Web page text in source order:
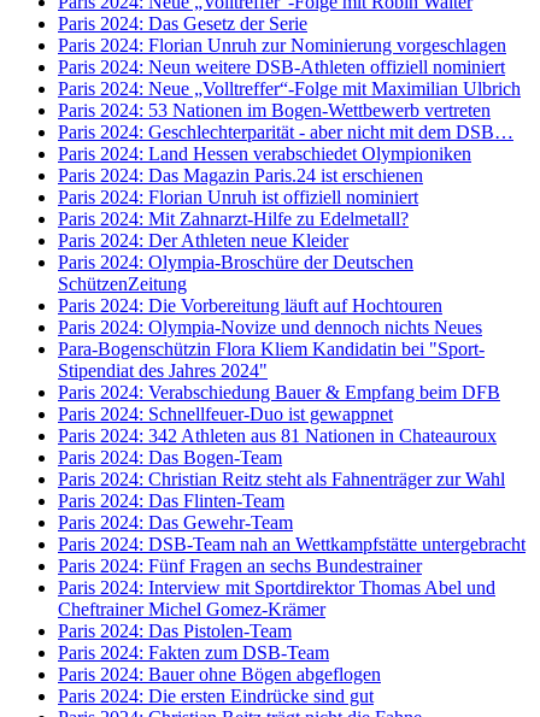
Paris 2024: Das Gesetz der Serie
Paris 2024: Florian Unruh zur Nominierung vorgeschlagen
Paris 2024: Neun weitere DSB-Athleten offiziell nominiert
Paris 2024: Neue „Volltreffer“-Folge mit Maximilian Ulbrich
Paris 2024: 53 Nationen im Bogen-Wettbewerb vertreten
Paris 2024: Geschlechterparität - aber nicht mit dem DSB…
Paris 2024: Land Hessen verabschiedet Olympioniken
Paris 2024: Das Magazin Paris.24 ist erschienen
Paris 2024: Florian Unruh ist offiziell nominiert
Paris 2024: Mit Zahnarzt-Hilfe zu Edelmetall?
Paris 2024: Der Athleten neue Kleider
Paris 2024: Olympia-Broschüre der Deutschen
SchützenZeitung
Paris 2024: Die Vorbereitung läuft auf Hochtouren
Paris 2024: Olympia-Novize und dennoch nichts Neues
Para-Bogenschützin Flora Kliem Kandidatin bei "Sport-
Stipendiat des Jahres 2024"
Paris 2024: Verabschiedung Bauer & Empfang beim DFB
Paris 2024: Schnellfeuer-Duo ist gewappnet
Paris 2024: 342 Athleten aus 81 Nationen in Chateauroux
Paris 2024: Das Bogen-Team
Paris 2024: Christian Reitz steht als Fahnenträger zur Wahl
Paris 2024: Das Flinten-Team
Paris 2024: Das Gewehr-Team
Paris 2024: DSB-Team nah an Wettkampfstätte untergebracht
Paris 2024: Fünf Fragen an sechs Bundestrainer
Paris 2024: Interview mit Sportdirektor Thomas Abel und
Cheftrainer Michel Gomez-Krämer
Paris 2024: Das Pistolen-Team
Paris 2024: Fakten zum DSB-Team
Paris 2024: Bauer ohne Bögen abgeflogen
Paris 2024: Die ersten Eindrücke sind gut